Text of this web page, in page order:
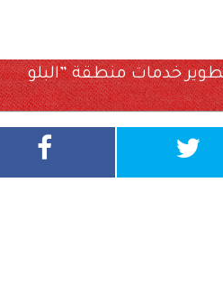
خدمات منطقة ”البلو